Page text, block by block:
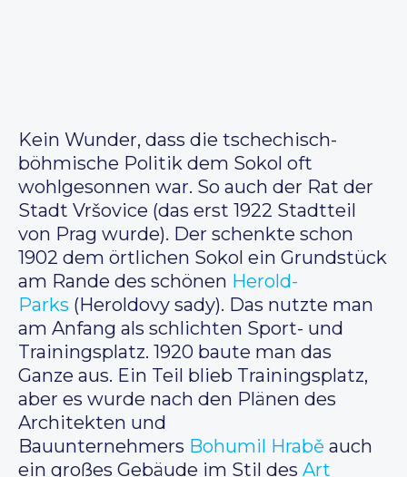
Kein Wunder, dass die tschechisch-
böhmische Politik dem Sokol oft
wohlgesonnen war. So auch der Rat der
Stadt Vršovice (das erst 1922 Stadtteil
von Prag wurde). Der schenkte schon
1902 dem örtlichen Sokol ein Grundstück
am Rande des schönen Herold-
Parks (Heroldovy sady). Das nutzte man
am Anfang als schlichten Sport- und
Trainingsplatz. 1920 baute man das
Ganze aus. Ein Teil blieb Trainingsplatz,
aber es wurde nach den Plänen des
Architekten und
Bauunternehmers Bohumil Hrabě auch
ein großes Gebäude im Stil des Art